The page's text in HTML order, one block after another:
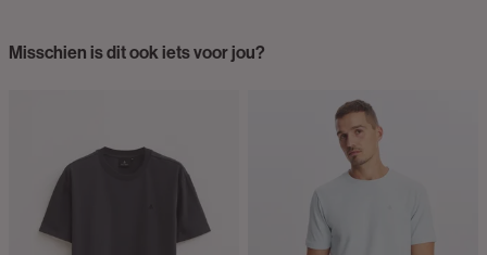
Misschien is dit ook iets voor jou?